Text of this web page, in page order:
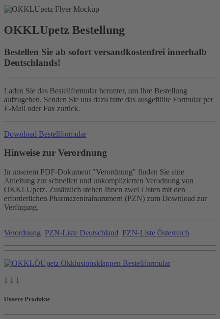
OKKLUpetz Bestellung
Bestellen Sie ab sofort versandkostenfrei innerhalb
Deutschlands!
Laden Sie das Bestellformular herunter, um Ihre Bestellung
aufzugeben. Senden Sie uns dazu bitte das ausgefüllte Formular per
E-Mail oder Fax zurück.
Download Bestellformular
Hinweise zur Verordnung
In unserem PDF-Dokument "Verordnung" finden Sie eine
Anleitung zur schnellen und unkomplizierten Verodnung von
OKKLUpetz. Zusätzlich stehen Ihnen zwei Listen mit den
erforderlichen Pharmazentralnummern (PZN) zum Download zur
Verfügung.
Verordnung PZN-Liste Deutschland PZN-Liste Österreich
1 1 1
Unsere Produkte